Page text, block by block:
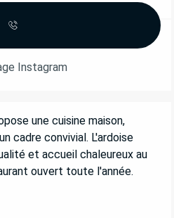
Instagram
une cuisine maison,
cadre convivial. L'ardoise
et accueil chaleureux au
ouvert toute l'année.